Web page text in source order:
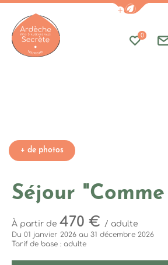
Afficher la
Mes
0
Séjour
Photo 1
+ de photos
Photo 6
À partir de 470 € / adulte
Du 01 janvier 2026 au 31 décembre 2026
Tarif de base : adulte